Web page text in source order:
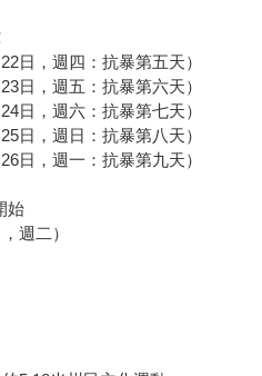
日，週四：抗暴第五天）
日，週五：抗暴第六天）
日，週六：抗暴第七天）
日，週日：抗暴第八天）
日，週一：抗暴第九天）
始
週二）